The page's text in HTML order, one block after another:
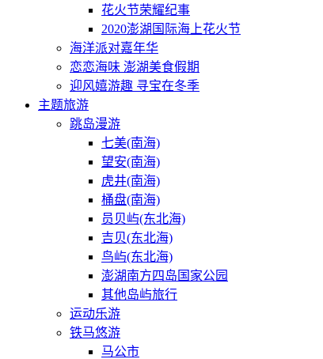
花火节荣耀纪事
2020澎湖国际海上花火节
海洋派对嘉年华
恋恋海味 澎湖美食假期
迎风嬉游趣 寻宝在冬季
主题旅游
跳岛漫游
七美(南海)
望安(南海)
虎井(南海)
桶盘(南海)
员贝屿(东北海)
吉贝(东北海)
鸟屿(东北海)
澎湖南方四岛国家公园
其他岛屿旅行
运动乐游
铁马悠游
马公市